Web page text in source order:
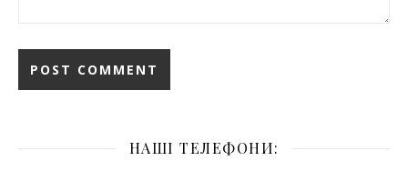
НАШІ ТЕЛЕФОНИ: